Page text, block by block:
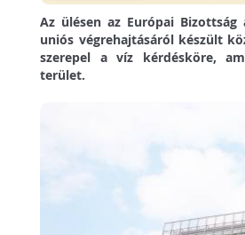
Az ülésen az Európai
uniós végrehajtásáról készült
szerepel a víz kérdésköre,
terület.